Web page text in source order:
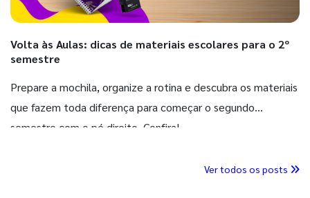
Volta às Aulas: dicas de materiais escolares para o 2º
semestre
Prepare a mochila, organize a rotina e descubra os materiais
que fazem toda diferença para começar o segundo
semestre com o pé direito. Confira!
Ver todos os posts